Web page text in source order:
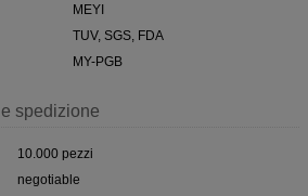
MEYI
TUV, SGS, FDA
MY-PGB
spedizione
10.000 pezzi
negotiable